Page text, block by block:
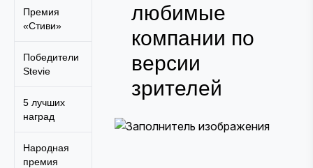
Премия
«Стиви»
Победители
Stevie
5 лучших
наград
Народная
премия
любимые
компании по
версии
зрителей